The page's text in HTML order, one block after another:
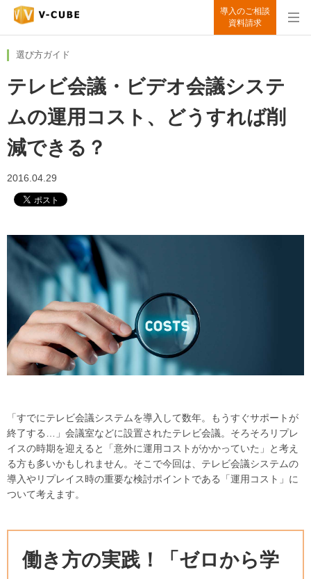
導入のご相談
資料請求
選び方ガイド
テレビ会議・ビデオ会議システ
ムの運用コスト、どうすれば削
減できる？
2016.04.29
「すでにテレビ会議システムを導入して数年。もうすぐサポートが
終了する…」会議室などに設置されたテレビ会議。そろそろリプレ
イスの時期を迎えると「意外に運用コストがかかっていた」と考え
る方も多いかもしれません。そこで今回は、テレビ会議システムの
導入やリプレイス時の重要な検討ポイントである「運用コスト」に
ついて考えます。
働き方の実践！「ゼロから学